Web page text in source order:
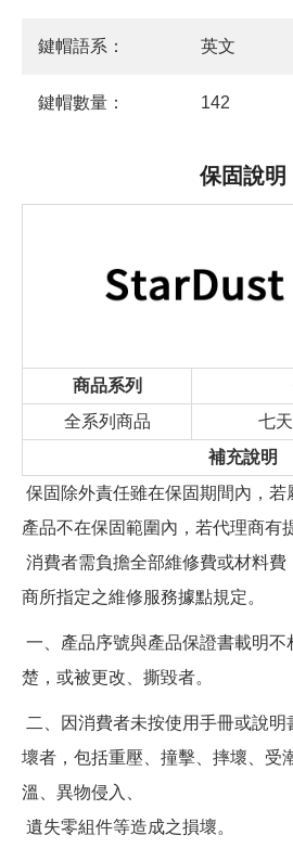
鍵帽語系： 英文
鍵帽數量： 142
保固說明
商品系列
全系列商品
七
補充說明
保固除外責任雖在保固期間內，若
產品不在保固範圍內，若代理商有
消費者需負擔全部維修費或材料費
商所指定之維修服務據點規定。
一、產品序號與產品保證書載明
楚，或被更改、撕毀者。
二、因消費者未按使用手冊或說
壞者，包括重壓、撞擊、摔壞、受
溫、異物侵入、
遺失零組件等造成之損壞。